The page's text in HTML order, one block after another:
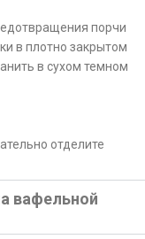
порчи
в плотно закрытом
в сухом темном
отделите
вафельной